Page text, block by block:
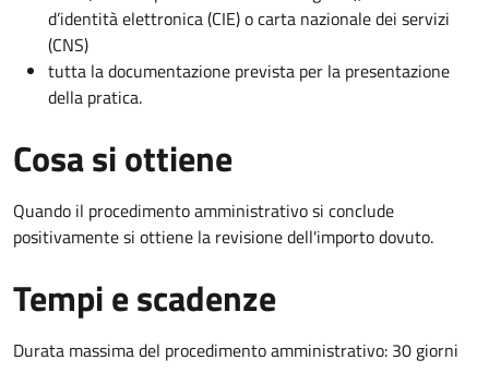
d’identità elettronica (CIE) o carta nazionale dei servizi
(CNS)
tutta la documentazione prevista per la presentazione
della pratica.
Cosa si ottiene
Quando il procedimento amministrativo si conclude
positivamente si ottiene la revisione dell'importo dovuto.
Tempi e scadenze
Durata massima del procedimento amministrativo: 30 giorni